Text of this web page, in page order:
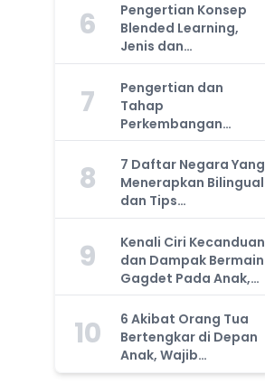
6
Pengertian Konsep
Blended Learning,
Jenis dan
Manfaatnya, Anda
Harus Tahu!
7
Pengertian dan
Tahap
Perkembangan
Kemampuan Kognitif
Anak, Bunda Wajib
Tahu!
8
7 Daftar Negara Yang
Menerapkan Bilingual
dan Tips
Mengajarkan Pada
Anak
9
Kenali Ciri Kecanduan
dan Dampak Bermain
Gagdet Pada Anak,
Orang Tua Wajib
Tahu!
10
6 Akibat Orang Tua
Bertengkar di Depan
Anak, Wajib
Waspada!